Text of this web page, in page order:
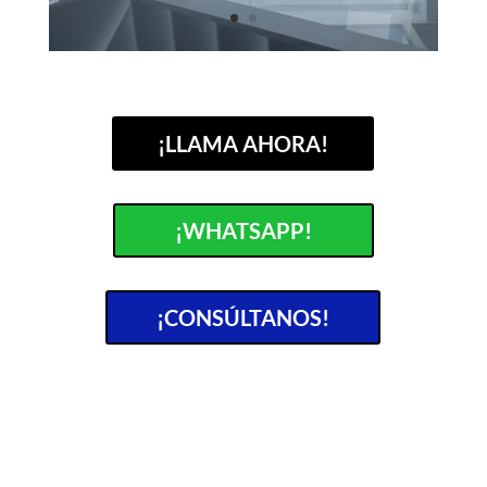
¡LLAMA AHORA!
¡WHATSAPP!
¡CONSÚLTANOS!